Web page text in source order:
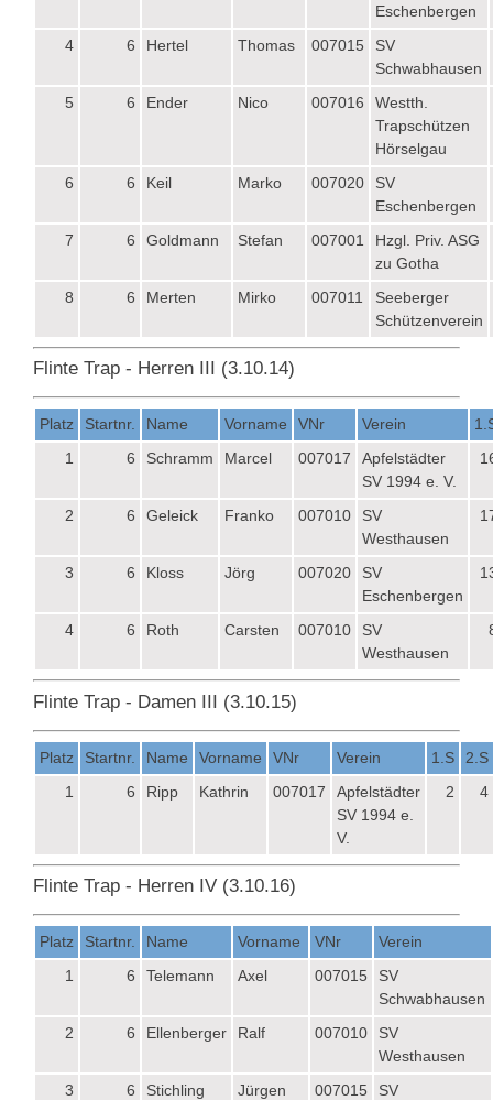
Eschenbergen
4
6 Hertel Thomas 007015
SV
Schwabhausen
5
6 Ender Nico 007016
Westth.
Trapschützen
Hörselgau
6
6 Keil Marko 007020
SV
Eschenbergen
7
6 Goldmann Stefan 007001
Hzgl. Priv. ASG
zu Gotha
8
6 Merten Mirko 007011
Seeberger
Schützenverein
Flinte Trap - Herren III (3.10.14)
Platz Startnr. Name Vorname VNr Verein
1
6 Schramm Marcel 007017
Apfelstädter
SV 1994 e. V.
2 6 Geleick Franko 007010
SV
Westhausen
3 6 Kloss Jörg 007020
SV
Eschenbergen
4 6 Roth Carsten 007010
SV
Westhausen
Flinte Trap - Damen III (3.10.15)
Platz Startnr. Name Vorname VNr Verein 1.S
2.S
1
6 Ripp Kathrin 007017
Apfelstädter
SV 1994 e.
V.
2 4
Flinte Trap - Herren IV (3.10.16)
Platz Startnr. Name Vorname VNr
Verein
1
6 Telemann Axel 007015
SV
Schwabhausen
2
6 Ellenberger Ralf 007010
SV
Westhausen
3
6 Stichling Jürgen 007015 SV